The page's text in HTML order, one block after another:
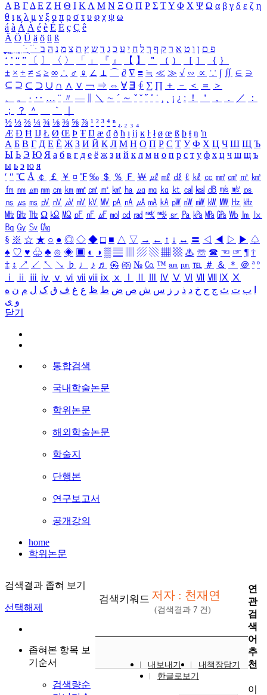
Α Β ΓΔ Ε Ζ Η Θ Ι ΚΛ Μ Ν Ξ Ο Π Ρ Σ ΤΥ Φ Χ Ψ Ω α β γ δ ε ζ η
θ ι κ λ μ ν ξ ο π ρ σ τ υ φ χ ψ ω
á à Á À é è É È ç Ç ê
Ä Ö Ü ä ö ü ß
ִֶֹ ֻּ ׁׂ פ ם ן ו ט א ר ק ף ך ל ח י ע כ ג ד ש ץ ת צ מ נ ה ב
‘ ’ “ ” 〔 〕 〈 〉 「 」 『 』 【 】 ＂ （ ） ［ ］ ｛ ｝
± × ÷ ≠ ≤ ≥ ∞ ∴ ♂ ♀ ∠ ⊥ ⌒ ∂ ∇ ≡ ≒ ≪ ≫ √ ∽ ∝ ∵ ∫ ∬ ∈ ∋
⊆ ⊇ ⊂ ⊃ ∪ ∩ ∧ ∨ ￢ ⇒ ⇔ ∀ ∃ ∮ ∑ ∏ ＋ － ＜ ＝
＞
、
。 · ‥ … ¨ 〃 ― ＼ ∼ ´ ～ ˇ ˘ ˝ ˚ ˙ ¸ ¡ ¿ ː ！ ＇ ， ． ／
：
；
？ ＾ ｀
½ ⅓ ⅔ ¼ ¾ ⅛ ⅜ ⅝ ⅞ ¹ ² ³ ⁴ ⁿ ₁ ₂ ₃ ₄
Æ Ð Ħ Ĳ Ł Ø Œ Þ Ŧ Ŋ æ đ ð ħ ı ĳ ĸ ŀ ł ø œ ß þ ŧ ŋ ŉ
А Б В Г Д Е Ё Ж З И Й К Л М Н О П Р С Т У Ф Х Ц Ч Ш Щ Ъ
Ы Ь Э Ю Я а б в г д е ё ж з и й к л м н о п р с т у ф х ц ч ш щ ъ
ы ь э ю я
′ ″ ℃ Å ￠ ￡ ￥ ¤ ℉ ‰ ＄ ％ Ｆ ￦ ㎕ ㎖ ㎗ ℓ ㎘ ㏄ ㎣ ㎤ ㎥ ㎦
㎙ ㎚ ㎛ ㎜ ㎝ ㎞ ㎟ ㎠ ㎡ ㎢ ㏊ ㎍ ㎎ ㎏ ㏏ ㎈ ㎉ ㏈ ㎧ ㎨ ㎰
㎱ ㎲ ㎳ ㎴ ㎵ ㎶ ㎷ ㎸ ㎹ ㎀ ㎁ ㎂ ㎃ ㎄ ㎺ ㎻ ㎽ ㎾ ㎿ ㎐ ㎑
㎒ ㎓ ㎔ Ω ㏀ ㏁ ㎊ ㎋ ㎌ ㏖ ㏅ ㎭ ㎮ ㎯ ㏛ ㎩ ㎪ ㎫ ㎬ ㏝ ㏐
㏓
㏃ ㏉ ㏜ ㏆
§ ※ ☆ ★ ○ ● ◎ ◇ ◆ □ ■ △ ▽ → ← ↑ ↓ ↔ 〓 ◁ ◀ ▷ ▶ ♤
♠ ♡ ♥ ♧ ♣ ⊙ ◈ ▣ ◐ ◑ ▒ ▤ ▨ ▧ ▦ ▩ ♨ ☏ ☎ ☜ ☞ ¶ †
‡ ↕ ↗ ↙ ↖ ↘ ♭ ♩ ♪ ♬ ㉿ ㈜ № ㏇ ™ ㏂ ㏘ ℡ ＃ ＆ ＊ ＠ ª º
ⅰ
ⅱ ⅲ ⅳ ⅴ ⅵ ⅶ ⅷ ⅸ ⅹ Ⅳ Ⅴ Ⅵ Ⅶ Ⅷ Ⅸ Ⅹ
ب ت ث ج ح خ د ذ ر ز س ش ص ض ط ظ ع غ ف ق ک ل م ن ه
و ی
닫기
통합검색
국내학술논문
학위논문
해외학술논문
학술지
단행본
연구보고서
공개강의
home
학위논문
검색결과 좁혀 보기
선택해제
좁혀본 항목 보
기순서
검색량순
검색키워드 저자 : 천재연
(검색결과 7 건)
내보내기
내책장담기
한글로보기
연
관
검
색
어
추
천
이